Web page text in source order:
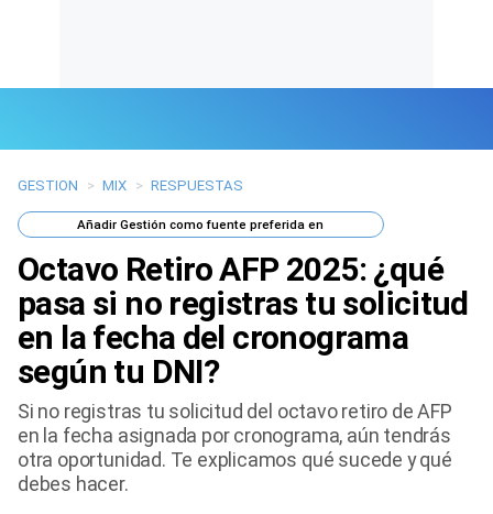
Últimas Noticias
Mi Bolsillo
Gente
Vida Laboral
Tendencias Mix
Sports
GESTION > MIX > RESPUESTAS
AñadirGestión como fuente preferida en
Octavo Retiro AFP 2025: ¿qué
pasa si no registras tu solicitud
en la fecha del cronograma
según tu DNI?
Si no registras tu solicitud del octavo retiro de AFP
en la fecha asignada por cronograma, aún tendrás
otra oportunidad. Te explicamos qué sucede y qué
debes hacer.